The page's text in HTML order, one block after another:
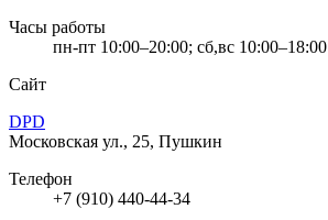
Часы работы
пн-пт 10:00–20:00; сб,вс 10:00–18:00
Сайт
DPD
Московская ул., 25, Пушкин
Телефон
+7 (910) 440-44-34